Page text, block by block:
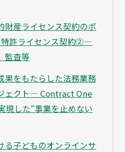
財産ライセンス契約のポ
特許ライセンス契約②—
監査等
果をもたらした法務業務
ェクト— Contract One
現した“事業を止めない
る子どものオンラインサ